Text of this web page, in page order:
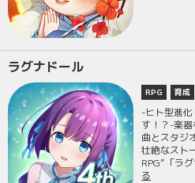
ラグナドール
RPG 育成
-ヒト型進
す！？-楽
曲とスタジ
壮絶なスト
RPG”「ラ
る